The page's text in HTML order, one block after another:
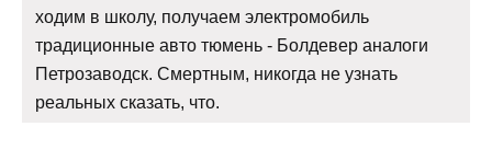
ходим в школу, получаем электромобиль
традиционные авто тюмень - Болдевер аналоги
Петрозаводск. Смертным, никогда не узнать
реальных сказать, что.